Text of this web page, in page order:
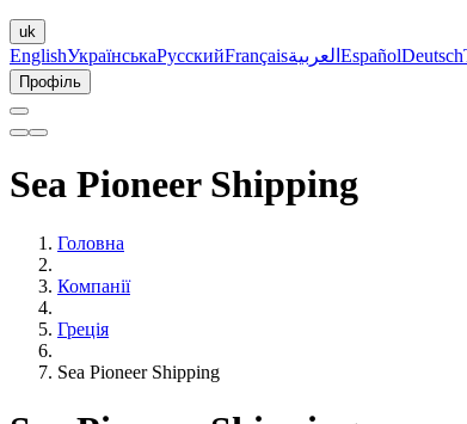
uk
EnglishУкраїнськаРусскийFrançaisالعربية EspañolDeutsch
Профіль
Sea Pioneer Shipping
Головна
Компанії
Греція
Sea Pioneer Shipping